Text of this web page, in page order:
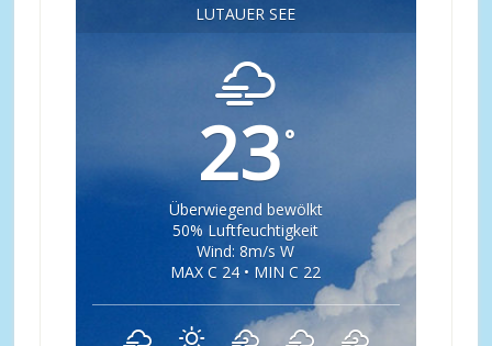
LÜTAUER SEE
23°
Überwiegend bewölkt
50% Luftfeuchtigkeit
Wind: 8m/s W
MAX C 24 • MIN C 22